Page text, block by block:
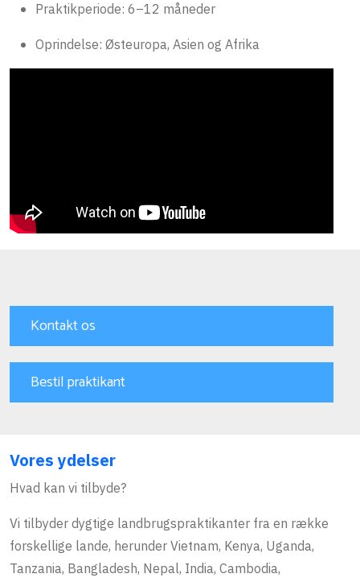
Praktikperiode: 6–12 måneder
Oprindelse: Østeuropa, Asien og Afrika
Kontakt os
Bestil praktikant
Vores ydelser
Hvad kan vi tilbyde?
Vi tilbyder dygtige landbrugspraktikanter fra en række
forskellige lande, herunder Vietnam, Kenya, Uganda,
Tanzania, Bangladesh, Nepal, India, Cambodia,